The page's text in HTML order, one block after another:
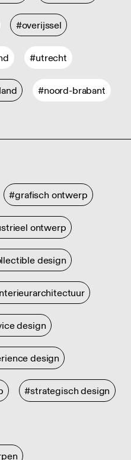
#overijssel
#utrecht
#noord-brabant
#grafisch ontwerp
ontwerp
design
design
design
#strategisch design